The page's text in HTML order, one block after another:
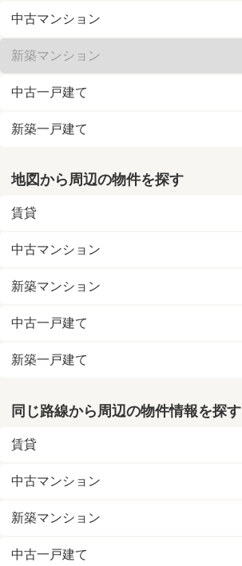
中古マンション
新築マンション
中古一戸建て
新築一戸建て
地図から周辺の物件を探す
賃貸
中古マンション
新築マンション
中古一戸建て
新築一戸建て
同じ路線から周辺の物件情報を探す
賃貸
中古マンション
新築マンション
中古一戸建て